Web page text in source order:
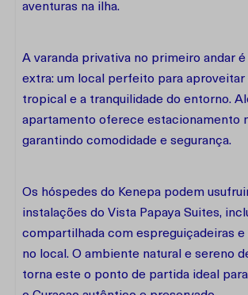
aventuras na ilha.
A varanda privativa no primeiro andar
extra: um local perfeito para aproveitar
tropical e a tranquilidade do entorno.
apartamento oferece estacionamento
garantindo comodidade e segurança.
Os hóspedes do Kenepa podem
instalações do Vista Papaya Suites,
compartilhada com espreguiçadeiras e
no local. O ambiente natural e sereno
torna este o ponto de partida ideal